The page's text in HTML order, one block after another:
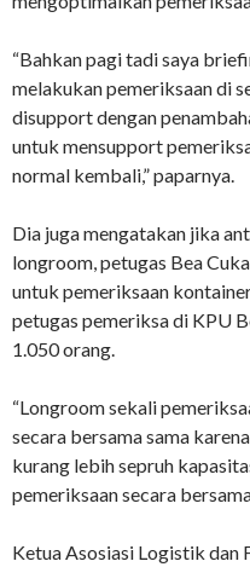
“Bahkan pagi tadi saya
melakukan pemeriksaan di
disupport dengan
untuk mensupport
normal kembali,” paparnya.
Dia juga mengatakan jika
longroom, petugas Bea
untuk pemeriksaan
petugas pemeriksa di KPU
1.050 orang.
“Longroom sekali
secara bersama sama
kurang lebih sepruh
pemeriksaan secara
Ketua Asosiasi Logistik dan